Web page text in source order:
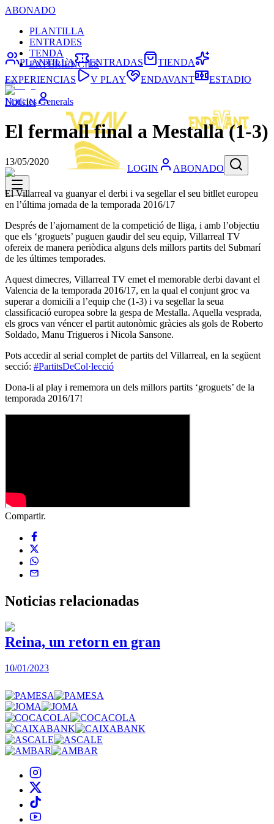
ABONADO
PLANTILLA
ENTRADES
TENDA
EXPERIÈNCIES
LOGIN
LOGIN ABONADO
PLANTILLA ENTRADAS
TIENDA
EXPERIENCIAS
V PLAY ENDAVANT ESTADIO
Noticies Generals
El fermall final a Mestalla (1-3)
13/05/2020
El Villarreal va guanyar el derbi i va segellar el seu bitllet europeu
en l’última jornada de la temporada 2016/17
Després de l’ajornament de la competició de lliga, i amb l’objectiu
que els ‘groguets’ puguen gaudir del seu equip, Villarreal TV
ofereix de manera periòdica alguns dels millors partits del Submarí
de les últimes temporades.
Aquest dimecres, Villarreal TV emet el memorable derbi davant el
Valencia de la temporada 2016/17, en la qual el conjunt groc va
superar a domicili a l’equip che (1-3) i va segellar la seua
classificació europea sobre la gespa de Mestalla. Aquella vesprada,
els grocs van véncer el partit autonòmic gràcies als gols de Roberto
Soldado, Manu Trigueros i Nicola Sansone.
Pots accedir al serial complet de partits del Villarreal, en la següent
secció: #PartitsDeCol·lecció
Dona-li al play i rememora un dels millors partits ‘groguets’ de la
temporada 2016/17!
Compartir.
Noticias relacionadas
Reina, un retorn en gran
10/01/2023